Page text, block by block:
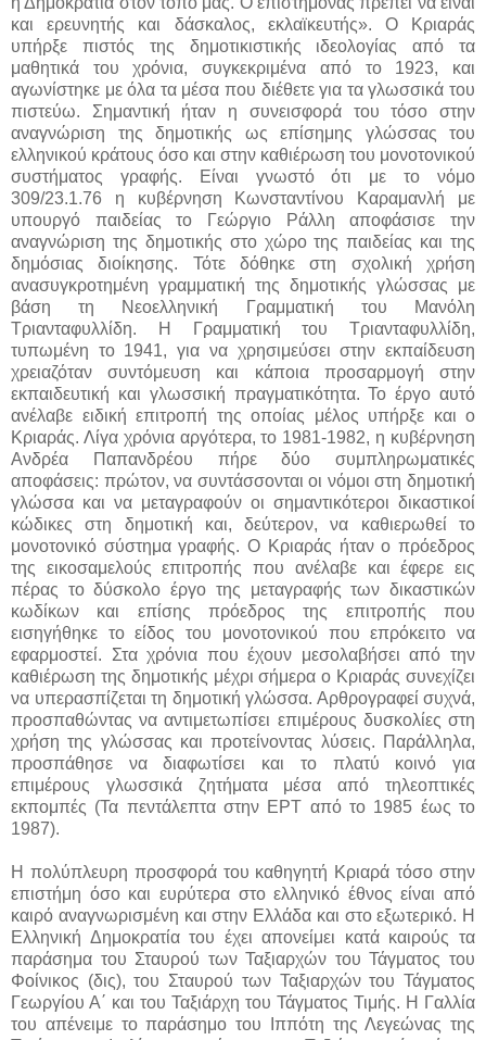
και ερευνητής και δάσκαλος, εκλαϊκευτής». Ο Κριαράς
υπήρξε πιστός της δημοτικιστικής ιδεολογίας από τα
μαθητικά του χρόνια, συγκεκριμένα από το 1923, και
αγωνίστηκε με όλα τα μέσα που διέθετε για τα γλωσσικά του
πιστεύω. Σημαντική ήταν η συνεισφορά του τόσο στην
αναγνώριση της δημοτικής ως επίσημης γλώσσας του
ελληνικού κράτους όσο και στην καθιέρωση του μονοτονικού
συστήματος γραφής. Είναι γνωστό ότι με το νόμο
309/23.1.76 η κυβέρνηση Κωνσταντίνου Καραμανλή με
υπουργό παιδείας το Γεώργιο Ράλλη αποφάσισε την
αναγνώριση της δημοτικής στο χώρο της παιδείας και της
δημόσιας διοίκησης. Τότε δόθηκε στη σχολική χρήση
ανασυγκροτημένη γραμματική της δημοτικής γλώσσας με
βάση τη Νεοελληνική Γραμματική του Μανόλη
Τριανταφυλλίδη. Η Γραμματική του Τριανταφυλλίδη,
τυπωμένη το 1941, για να χρησιμεύσει στην εκπαίδευση
χρειαζόταν συντόμευση και κάποια προσαρμογή στην
εκπαιδευτική και γλωσσική πραγματικότητα. Το έργο αυτό
ανέλαβε ειδική επιτροπή της οποίας μέλος υπήρξε και ο
Κριαράς. Λίγα χρόνια αργότερα, το 1981-1982, η κυβέρνηση
Ανδρέα Παπανδρέου πήρε δύο συμπληρωματικές
αποφάσεις: πρώτον, να συντάσσονται οι νόμοι στη δημοτική
γλώσσα και να μεταγραφούν οι σημαντικότεροι δικαστικοί
κώδικες στη δημοτική και, δεύτερον, να καθιερωθεί το
μονοτονικό σύστημα γραφής. Ο Κριαράς ήταν ο πρόεδρος
της εικοσαμελούς επιτροπής που ανέλαβε και έφερε εις
πέρας το δύσκολο έργο της μεταγραφής των δικαστικών
κωδίκων και επίσης πρόεδρος της επιτροπής που
εισηγήθηκε το είδος του μονοτονικού που επρόκειτο να
εφαρμοστεί. Στα χρόνια που έχουν μεσολαβήσει από την
καθιέρωση της δημοτικής μέχρι σήμερα ο Κριαράς συνεχίζει
να υπερασπίζεται τη δημοτική γλώσσα. Αρθρογραφεί συχνά,
προσπαθώντας να αντιμετωπίσει επιμέρους δυσκολίες στη
χρήση της γλώσσας και προτείνοντας λύσεις. Παράλληλα,
προσπάθησε να διαφωτίσει και το πλατύ κοινό για
επιμέρους γλωσσικά ζητήματα μέσα από τηλεοπτικές
εκπομπές (Τα πεντάλεπτα στην ΕΡΤ από το 1985 έως το
1987).
Η πολύπλευρη προσφορά του καθηγητή Κριαρά τόσο στην
επιστήμη όσο και ευρύτερα στο ελληνικό έθνος είναι από
καιρό αναγνωρισμένη και στην Ελλάδα και στο εξωτερικό. Η
Ελληνική Δημοκρατία του έχει απονείμει κατά καιρούς τα
παράσημα του Σταυρού των Ταξιαρχών του Τάγματος του
Φοίνικος (δις), του Σταυρού των Ταξιαρχών του Τάγματος
Γεωργίου Α΄ και του Ταξιάρχη του Τάγματος Τιμής. Η Γαλλία
του απένειμε το παράσημο του Ιππότη της Λεγεώνας της